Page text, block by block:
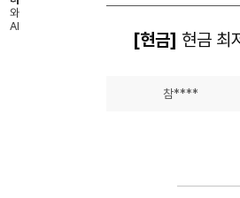
[현금] 현금 최
참****